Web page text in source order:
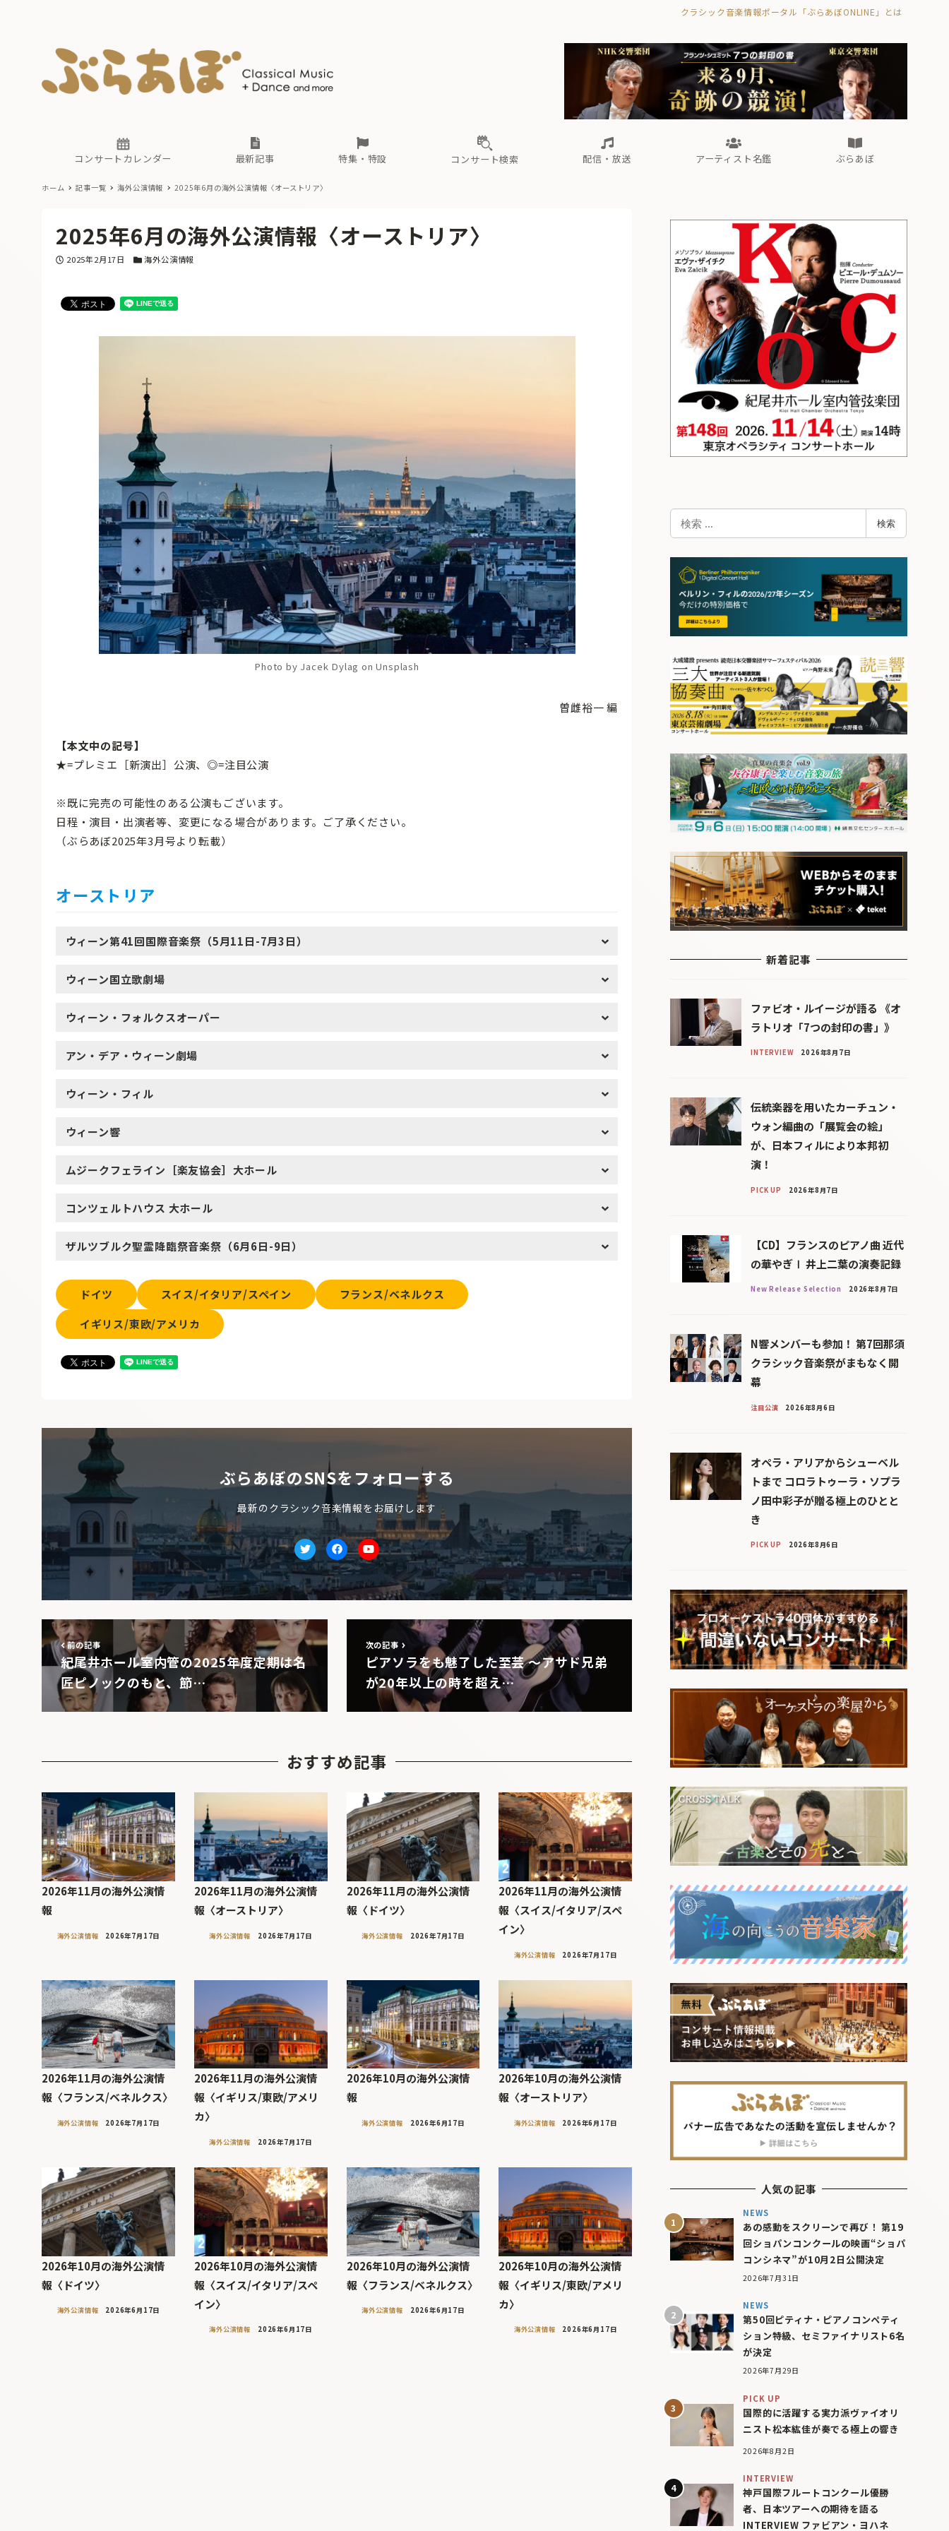
クラシック音楽情報ポータル「ぶらあぼONLINE」とは
コンサートカレンダー 最新記事
古楽とその先と オーケストラの楽屋から ぶらあぼブラス！
フォルテピアノ・オデッセイ
特集・特設
現場のプロが推す！間違いないオーケストラコンサート
コンサート検索 配信・放送
無料ライブ配信スケジュール 有料ライブ配信スケジュール
アーティスト名鑑
あ か さ な ま
ぶらあぼ
古楽とその先と Aからの眺望 ぶらあぼブラス！
フォルテピアノ・オデッセイ
無料ライブ配信スケジュール
あ か さ
ホーム 記事一覧 海外公演情報 2025年6月の海外公演情報〈オーストリア〉
2025年6月の海外公演情報〈オーストリア〉
投稿日
2025年2月17日 カテゴリー
海外公演情報
Photo by Jacek Dylag on Unsplash
曽雌裕一 編
【本文中の記号】
★=プレミエ［新演出］公演、◎=注目公演
※既に完売の可能性のある公演もございます。
日程・演目・出演者等、変更になる場合があります。ご了承ください。
（ぶらあぼ2025年3月号より転載）
オーストリア
ウィーン第41回国際音楽祭（5月11日-7月3日）
ウィーン国立歌劇場
ウィーン・フォルクスオーパー
アン・デア・ウィーン劇場
ウィーン・フィル
ウィーン響
ムジークフェライン［楽友協会］大ホール
コンツェルトハウス 大ホール
ザルツブルク聖霊降臨祭音楽祭（6月6日-9日）
ドイツ スイス/イタリア/スペイン
フランス/ベネルクス
イギリス/東欧/アメリカ
ぶらあぼのSNSをフォローする
最新のクラシック音楽情報をお届けします
TwitterfacebookYoutube
前の記事
紀尾井ホール室内管の2025年度定期は名
匠ピノックのもと、節…
次の記事
ピアソラをも魅了した至芸 〜アサド兄弟
が20年以上の時を超え…
おすすめ記事
2026年11月の海外公演情
報
海外公演情報 2026年7月17日
2026年11月の海外公演情
報〈オーストリア〉
海外公演情報 2026年7月17日
2026年11月の海外公演情
報〈ドイツ〉
海外公演情報 2026年7月17日
2026年11月の海外公演情
報〈スイス/イタリア/スペ
イン〉
海外公演情報 2026年7月17日
2026年11月の海外公演情
報〈フランス/ベネルクス〉
海外公演情報 2026年7月17日
2026年11月の海外公演情
報〈イギリス/東欧/アメリ
カ〉
海外公演情報 2026年7月17日
2026年10月の海外公演情
報
海外公演情報 2026年6月17日
2026年10月の海外公演情
報〈オーストリア〉
海外公演情報 2026年6月17日
2026年10月の海外公演情
報〈ドイツ〉
海外公演情報 2026年6月17日
2026年10月の海外公演情
報〈スイス/イタリア/スペ
イン〉
海外公演情報 2026年6月17日
2026年10月の海外公演情
報〈フランス/ベネルクス〉
海外公演情報 2026年6月17日
2026年10月の海外公演情
報〈イギリス/東欧/アメリ
カ〉
海外公演情報 2026年6月17日
検
索
検索
新着記事
ファビオ・ルイージが語る 《オ
ラトリオ「7つの封印の書」》
INTERVIEW 2026年8月7日
伝統楽器を用いたカーチュン・
ウォン編曲の「展覧会の絵」
が、日本フィルにより本邦初
演！
PICK UP 2026年8月7日
【CD】フランスのピアノ曲 近代
の華やぎⅠ 井上二葉の演奏記録
New Release Selection 2026年8月7日
N響メンバーも参加！ 第7回那須
クラシック音楽祭がまもなく開
幕
注目公演 2026年8月6日
オペラ・アリアからシューベル
トまで コロラトゥーラ・ソプラ
ノ田中彩子が贈る極上のひとと
き
PICK UP 2026年8月6日
人気の記事
NEWS
あの感動をスクリーンで再び！ 第19
回ショパンコンクールの映画“ショパ
コンシネマ”が10月2日公開決定
2026年7月31日
NEWS
第50回ピティナ・ピアノコンペティ
ション特級、セミファイナリスト6名
が決定
2026年7月29日
PICK UP
国際的に活躍する実力派ヴァイオリ
ニスト松本紘佳が奏でる極上の響き
2026年8月2日
INTERVIEW
神戸国際フルートコンクール優勝
者、日本ツアーへの期待を語る
INTERVIEW ファビアン・ヨハネ